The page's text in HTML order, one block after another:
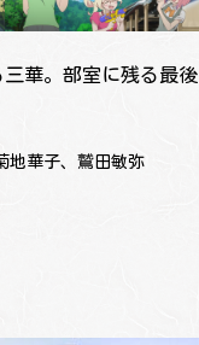
華。部室に残る最後
地華子、鷲田敏弥